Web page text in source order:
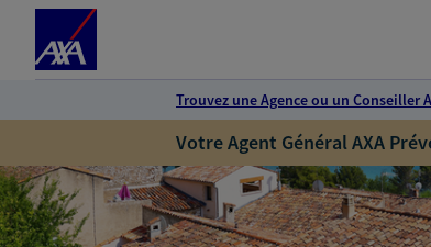
Trouvez une Agence ou un Conseiller
Votre Agent Général AXA